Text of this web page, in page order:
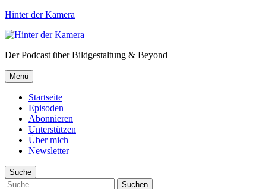
Hinter der Kamera
Der Podcast über Bildgestaltung & Beyond
Menü
Startseite
Episoden
Abonnieren
Unterstützen
Über mich
Newsletter
Suche
Suche